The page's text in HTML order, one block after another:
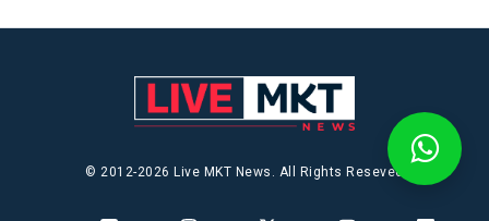
© 2012-2026 Live MKT News. All Rights Reseved